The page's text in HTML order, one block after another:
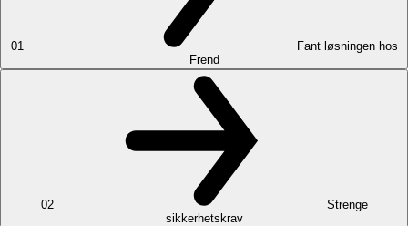
01
Fant løsningen hos
Frend
02
Strenge
sikkerhetskrav